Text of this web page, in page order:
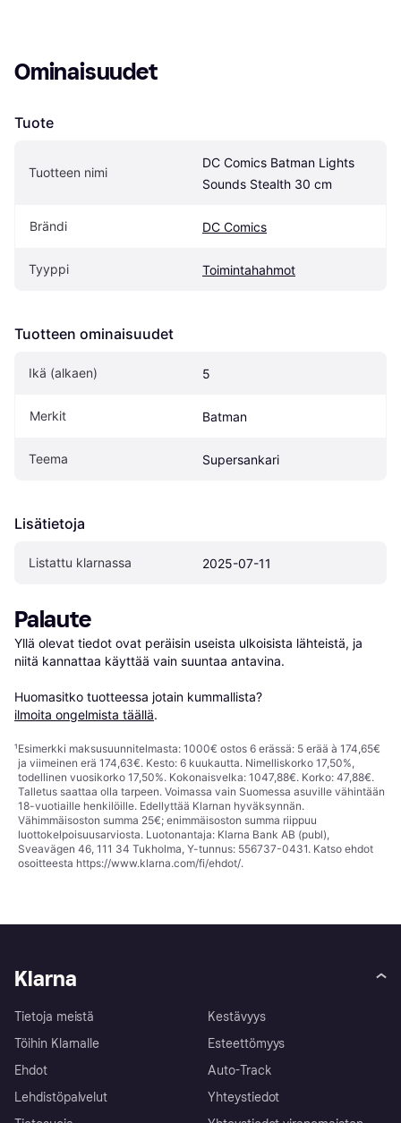
Ominaisuudet
Tuote
Tuotteen nimi
DC Comics Batman Lights
Sounds Stealth 30 cm
Brändi DC Comics
Tyyppi Toimintahahmot
Tuotteen ominaisuudet
Ikä (alkaen) 5
Merkit Batman
Teema Supersankari
Lisätietoja
Listattu klarnassa 2025-07-11
Palaute
Yllä olevat tiedot ovat peräisin useista ulkoisista lähteistä, ja
niitä kannattaa käyttää vain suuntaa antavina.
Huomasitko tuotteessa jotain kummallista?
ilmoita ongelmista täällä.
¹Esimerkki maksusuunnitelmasta: 1000€ ostos 6 erässä: 5 erää à 174,65€
ja viimeinen erä 174,63€. Kesto: 6 kuukautta. Nimelliskorko 17,50%,
todellinen vuosikorko 17,50%. Kokonaisvelka: 1047,88€. Korko: 47,88€.
Talletus saattaa olla tarpeen. Voimassa vain Suomessa asuville vähintään
18-vuotiaille henkilöille. Edellyttää Klarnan hyväksynnän.
Vähimmäisoston summa 25€; enimmäisoston summa riippuu
luottokelpoisuusarviosta. Luotonantaja: Klarna Bank AB (publ),
Sveavägen 46, 111 34 Tukholma, Y-tunnus: 556737-0431. Katso ehdot
osoitteesta https://www.klarna.com/fi/ehdot/.
Klarna
Tietoja meistä
Töihin Klarnalle
Ehdot
Lehdistöpalvelut
Kestävyys
Esteettömyys
Auto-Track
Yhteystiedot